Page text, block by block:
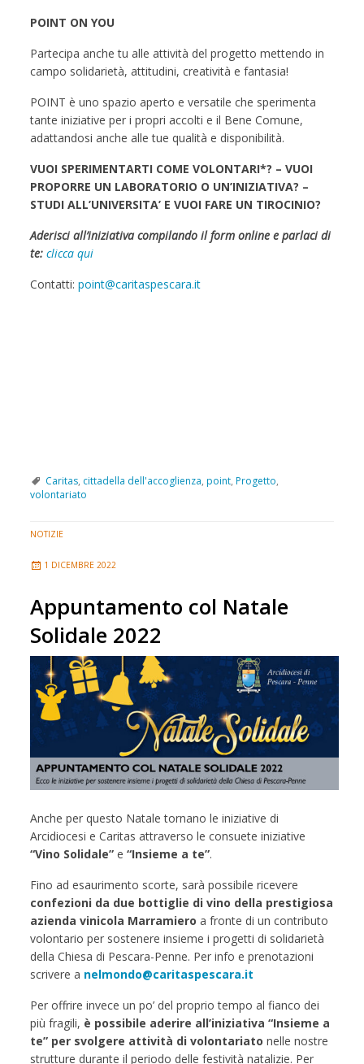
POINT ON YOU
Partecipa anche tu alle attività del progetto mettendo in
campo solidarietà, attitudini, creatività e fantasia!
POINT è uno spazio aperto e versatile che sperimenta
tante iniziative per i propri accolti e il Bene Comune,
adattandosi anche alle tue qualità e disponibilità.
VUOI SPERIMENTARTI COME VOLONTARI*? – VUOI
PROPORRE UN LABORATORIO O UN’INIZIATIVA? –
STUDI ALL’UNIVERSITA’ E VUOI FARE UN TIROCINIO?
Aderisci all’iniziativa compilando il form online e parlaci di
te:clicca qui
Contatti:point@caritaspescara.it
Caritas, cittadella dell'accoglienza,point,Progetto,
volontariato
NOTIZIE
1 DICEMBRE 2022
Appuntamento col Natale
Solidale 2022
Anche per questo Natale tornano le iniziative di
Arcidiocesi e Caritas attraverso le consuete iniziative
“Vino Solidale” e“Insieme a te”.
Fino ad esaurimento scorte, sarà possibile ricevere
confezioni da due bottiglie di vino della prestigiosa
azienda vinicola Marramiero a fronte di un contributo
volontario per sostenere insieme i progetti di solidarietà
della Chiesa di Pescara-Penne. Per info e prenotazioni
scrivere a nelmondo@caritaspescara.it
Per offrire invece un po’ del proprio tempo al fianco dei
più fragili, è possibile aderire all’iniziativa “Insieme a
te” per svolgere attività di volontariato nelle nostre
strutture durante il periodo delle festività natalizie. Per